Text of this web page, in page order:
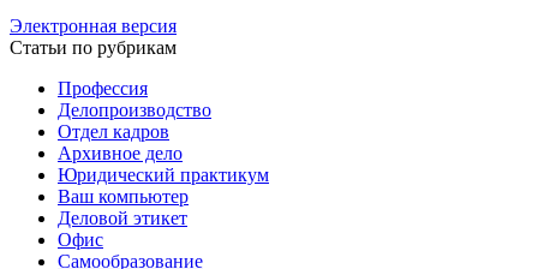
Электронная версия
Статьи по рубрикам
Профессия
Делопроизводство
Отдел кадров
Архивное дело
Юридический практикум
Ваш компьютер
Деловой этикет
Офис
Самообразование